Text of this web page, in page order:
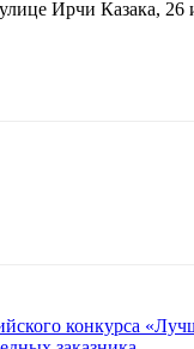
Ирчи Казака,
конкурса